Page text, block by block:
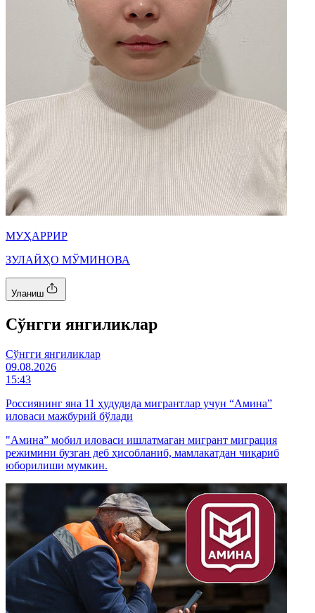
МУҲАРРИР
ЗУЛАЙҲО МЎМИНОВА
Уланиш
Cўнгги янгиликлар
Cўнгги янгиликлар
09.08.2026
15:43
Россиянинг яна 11 ҳудудида мигрантлар учун “Амина”
иловаси мажбурий бўлади
"Амина” мобил иловаси ишлатмаган мигрант миграция
режимини бузган деб ҳисобланиб, мамлакатдан чиқариб
юборилиши мумкин.